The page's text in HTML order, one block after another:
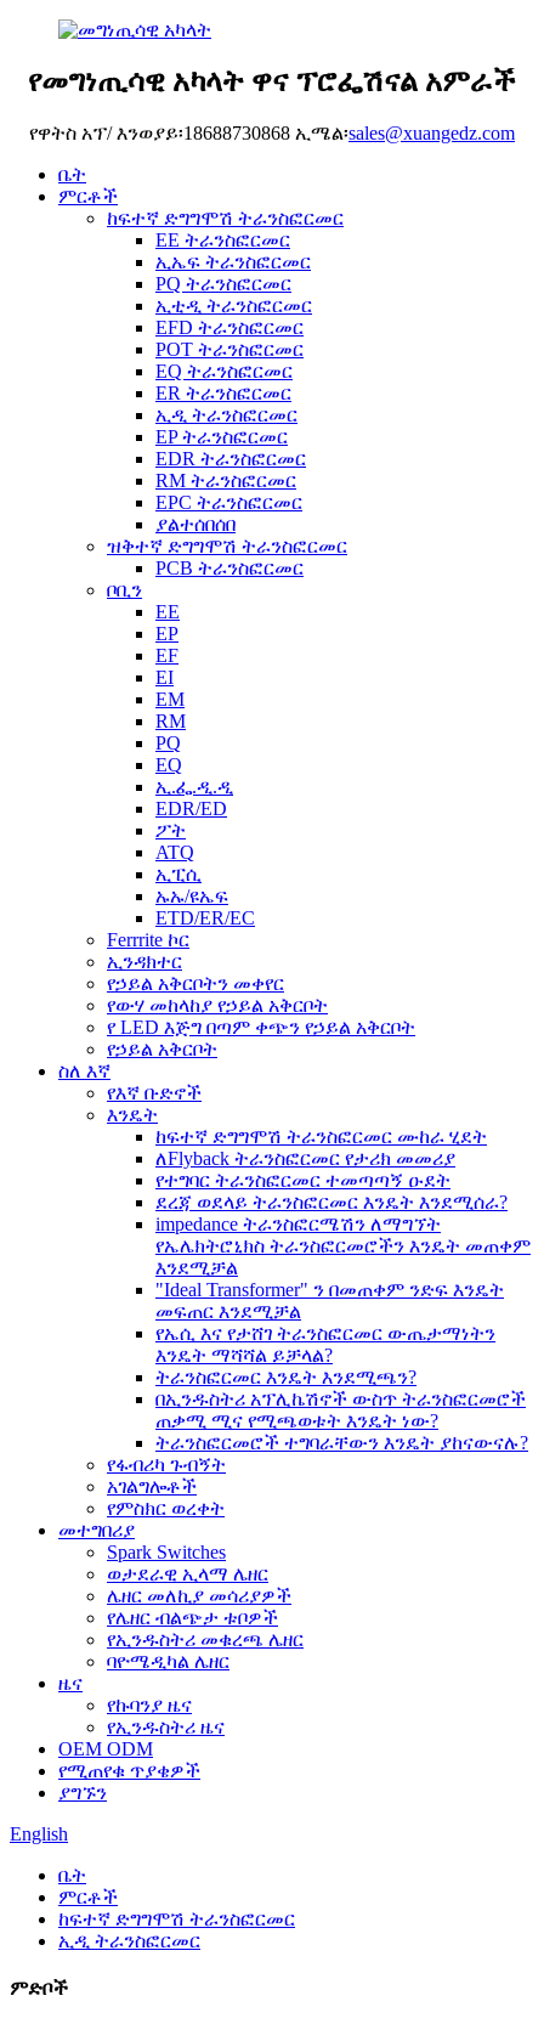
የመግነጢሳዊ አካላት ዋና ፕሮፌሽናል አምራች
የዋትስ አፕ/ እንወያይ፡18688730868 ኢሜል፡sales@xuangedz.com
ቤት
ምርቶች
ከፍተኛ ድግግሞሽ ትራንስፎርመር
EE ትራንስፎርመር
ኢኤፍ ትራንስፎርመር
PQ ትራንስፎርመር
ኢቲዲ ትራንስፎርመር
EFD ትራንስፎርመር
POT ትራንስፎርመር
EQ ትራንስፎርመር
ER ትራንስፎርመር
ኢዲ ትራንስፎርመር
EP ትራንስፎርመር
EDR ትራንስፎርመር
RM ትራንስፎርመር
EPC ትራንስፎርመር
ያልተሰበሰበ
ዝቅተኛ ድግግሞሽ ትራንስፎርመር
PCB ትራንስፎርመር
ቦቢን
EE
EP
EF
EI
EM
RM
PQ
EQ
ኢ.ፌ.ዲ.ዲ
EDR/ED
ፖት
ATQ
ኢፒሲ
ኡኡ/ዩኤፍ
ETD/ER/EC
Ferrrite ኮር
ኢንዳክተር
የኃይል አቅርቦትን መቀየር
የውሃ መከላከያ የኃይል አቅርቦት
የ LED እጅግ በጣም ቀጭን የኃይል አቅርቦት
የኃይል አቅርቦት
ስለ እኛ
የእኛ ቡድኖች
እንዴት
ከፍተኛ ድግግሞሽ ትራንስፎርመር ሙከራ ሂደት
ለFlyback ትራንስፎርመር የታሪክ መመሪያ
የተግባር ትራንስፎርመር ተመጣጣኝ ዑደት
ደረጃ ወደላይ ትራንስፎርመር እንዴት እንደሚሰራ?
impedance ትራንስፎርሜሽን ለማግኘት
የኤሌክትሮኒክስ ትራንስፎርመሮችን እንዴት መጠቀም
እንደሚቻል
"Ideal Transformer" ን በመጠቀም ንድፍ እንዴት
መፍጠር እንደሚቻል
የኤሲ እና የታሸገ ትራንስፎርመር ውጤታማነትን
እንዴት ማሻሻል ይቻላል?
ትራንስፎርመር እንዴት እንደሚጫን?
በኢንዱስትሪ አፕሊኬሽኖች ውስጥ ትራንስፎርመሮች
ጠቃሚ ሚና የሚጫወቱት እንዴት ነው?
ትራንስፎርመሮች ተግባራቸውን እንዴት ያከናውናሉ?
የፋብሪካ ጉብኝት
አገልግሎቶች
የምስክር ወረቀት
መተግበሪያ
Spark Switches
ወታደራዊ ኢላማ ሌዘር
ሌዘር መለኪያ መሳሪያዎች
የሌዘር ብልጭታ ቱቦዎች
የኢንዱስትሪ መቁረጫ ሌዘር
ባዮሜዲካል ሌዘር
ዜና
የኩባንያ ዜና
የኢንዱስትሪ ዜና
OEM ODM
የሚጠየቁ ጥያቄዎች
ያግኙን
English
ቤት
ምርቶች
ከፍተኛ ድግግሞሽ ትራንስፎርመር
ኢዲ ትራንስፎርመር
ምድቦች